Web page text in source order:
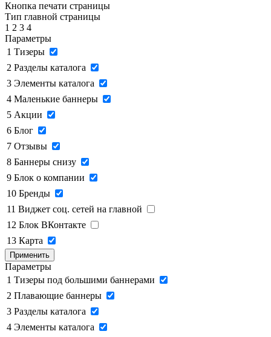
Кнопка печати страницы
Тип главной страницы
1 2 3 4
Параметры
1 Тизеры
2 Разделы каталога
3 Элементы каталога
4 Маленькие баннеры
5 Акции
6 Блог
7 Отзывы
8 Баннеры снизу
9 Блок о компании
10 Бренды
11 Виджет соц. сетей на главной
12 Блок ВКонтакте
13 Карта
Применить
Параметры
1 Тизеры под большими баннерами
2 Плавающие баннеры
3 Разделы каталога
4 Элементы каталога